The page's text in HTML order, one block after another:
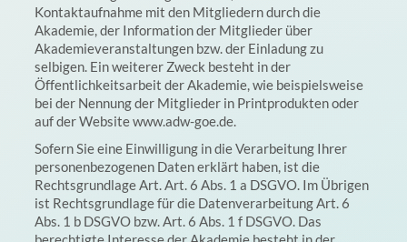
Kontaktaufnahme mit den Mitgliedern durch die
Akademie, der Information der Mitglieder über
Akademieveranstaltungen bzw. der Einladung zu
selbigen. Ein weiterer Zweck besteht in der
Öffentlichkeitsarbeit der Akademie, wie beispielsweise
bei der Nennung der Mitglieder in Printprodukten oder
auf der Website www.adw-goe.de.
Sofern Sie eine Einwilligung in die Verarbeitung Ihrer
personenbezogenen Daten erklärt haben, ist die
Rechtsgrundlage Art. Art. 6 Abs. 1 a DSGVO. Im Übrigen
ist Rechtsgrundlage für die Datenverarbeitung Art. 6
Abs. 1 b DSGVO bzw. Art. 6 Abs. 1 f DSGVO. Das